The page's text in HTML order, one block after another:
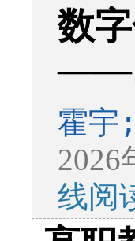
数
——
霍宇
2026
线阅